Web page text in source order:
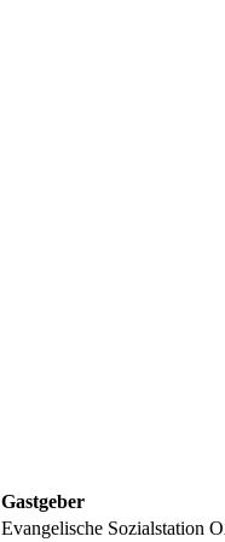
Gastgeber
Evangelische Sozialstation